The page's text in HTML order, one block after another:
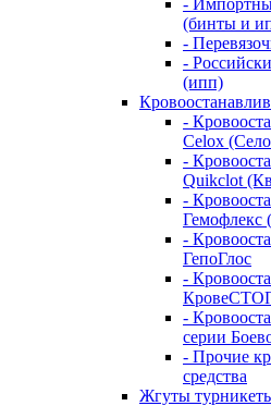
-
(бинты и
-
-
(ипп)
-
Celox
-
Quikclot
-
Гемофлекс
-
ГепоГлос
-
-
серии
- Прочие
средства
Жгуты